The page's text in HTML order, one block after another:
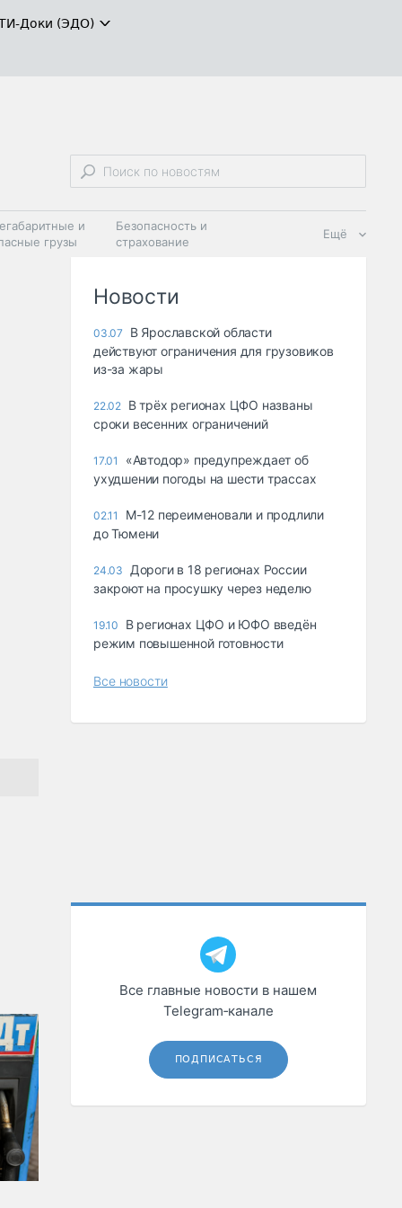
Доки (ЭДО)
и
грузы
Безопасность и
страхование
Ещё
Новости
03.07
В Ярославской области
действуют ограничения для грузовиков
из-за жары
22.02 В трёх регионах ЦФО названы
сроки весенних ограничений
17.01
«Автодор» предупреждает об
ухудшении погоды на шести трассах
02.11
М-12 переименовали и продлили
до Тюмени
24.03
Дороги в 18 регионах России
закроют на просушку через неделю
19.10
В регионах ЦФО и ЮФО введён
режим повышенной готовности
Все новости
Все главные новости в нашем
Telegram‑канале
ПОДПИСАТЬСЯ